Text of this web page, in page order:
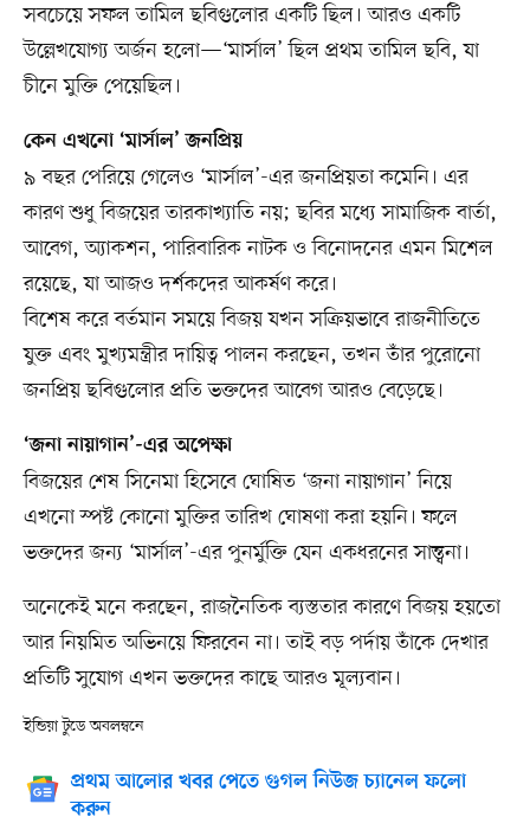
সবচেয়ে সফল তামিল ছবিগুলোর একটি ছিল। আরও একটি
উল্লেখযোগ্য অর্জন হলো—‘মার্সাল’ ছিল প্রথম তামিল ছবি, যা
চীনে মুক্তি পেয়েছিল।
কেন এখনো ‘মার্সাল’ জনপ্রিয়
৯ বছর পেরিয়ে গেলেও ‘মার্সাল’-এর জনপ্রিয়তা কমেনি। এর
কারণ শুধু বিজয়ের তারকাখ্যাতি নয়; ছবির মধ্যে সামাজিক বার্তা,
আবেগ, অ্যাকশন, পারিবারিক নাটক ও বিনোদনের এমন মিশেল
রয়েছে, যা আজও দর্শকদের আকর্ষণ করে।
বিশেষ করে বর্তমান সময়ে বিজয় যখন সক্রিয়ভাবে রাজনীতিতে
যুক্ত এবং মুখ্যমন্ত্রীর দায়িত্ব পালন করছেন, তখন তাঁর পুরোনো
জনপ্রিয় ছবিগুলোর প্রতি ভক্তদের আবেগ আরও বেড়েছে।
‘জনা নায়াগান’-এর অপেক্ষা
বিজয়ের শেষ সিনেমা হিসেবে ঘোষিত ‘জনা নায়াগান’ নিয়ে
এখনো স্পষ্ট কোনো মুক্তির তারিখ ঘোষণা করা হয়নি। ফলে
ভক্তদের জন্য ‘মার্সাল’-এর পুনর্মুক্তি যেন একধরনের সান্ত্বনা।
অনেকেই মনে করছেন, রাজনৈতিক ব্যস্ততার কারণে বিজয় হয়তো
আর নিয়মিত অভিনয়ে ফিরবেন না। তাই বড় পর্দায় তাঁকে দেখার
প্রতিটি সুযোগ এখন ভক্তদের কাছে আরও মূল্যবান।
ইন্ডিয়া টুডে অবলম্বনে
প্রথম আলোর খবর পেতে গুগল নিউজ চ্যানেল ফলো
করুন